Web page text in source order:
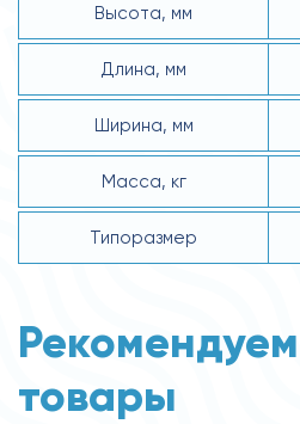
Высота, мм
Длина, мм
Ширина, мм
Масса, кг
Типоразмер
товары